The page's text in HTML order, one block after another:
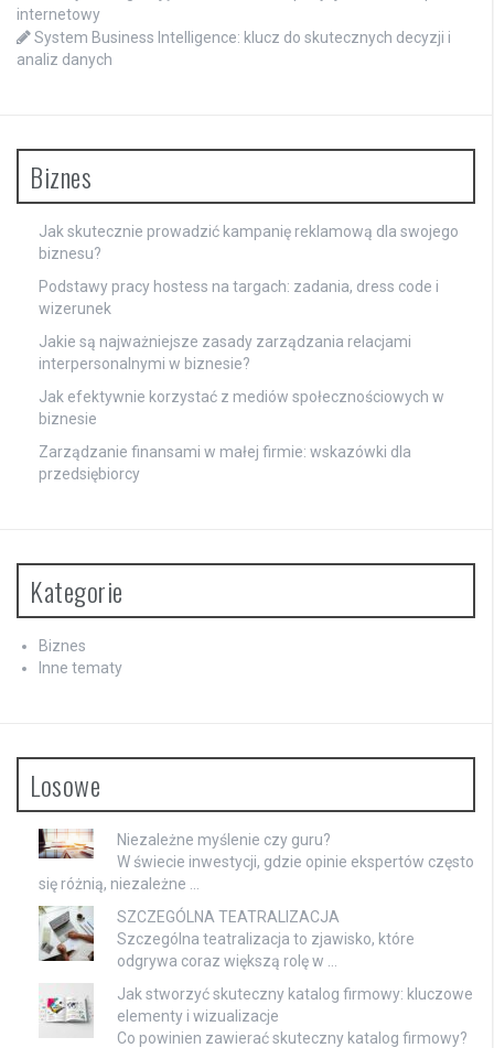
internetowy
System Business Intelligence: klucz do skutecznych decyzji i
analiz danych
Biznes
Jak skutecznie prowadzić kampanię reklamową dla swojego
biznesu?
Podstawy pracy hostess na targach: zadania, dress code i
wizerunek
Jakie są najważniejsze zasady zarządzania relacjami
interpersonalnymi w biznesie?
Jak efektywnie korzystać z mediów społecznościowych w
biznesie
Zarządzanie finansami w małej firmie: wskazówki dla
przedsiębiorcy
Kategorie
Biznes
Inne tematy
Losowe
Niezależne myślenie czy guru?
W świecie inwestycji, gdzie opinie ekspertów często
się różnią, niezależne …
SZCZEGÓLNA TEATRALIZACJA
Szczególna teatralizacja to zjawisko, które
odgrywa coraz większą rolę w …
Jak stworzyć skuteczny katalog firmowy: kluczowe
elementy i wizualizacje
Co powinien zawierać skuteczny katalog firmowy?